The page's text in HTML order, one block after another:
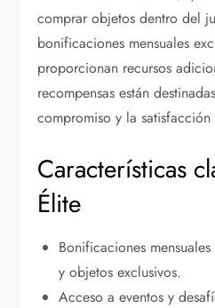
comprar objetos dentro del
bonificaciones mensuales
proporcionan recursos
recompensas están
compromiso y la
Características
Élite
Bonificaciones
y objetos exclusivos.
Acceso a eventos y